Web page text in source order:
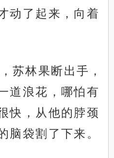
动了起来，向着
苏林果断出手，
道浪花，哪怕有
快，从他的脖颈
脑袋割了下来。